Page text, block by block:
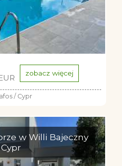
zobacz więcej
/ Cypr
w Willi Bajeczny
Cypr